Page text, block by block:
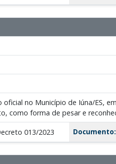
no Município de Iúna/ES,
como forma de pesar e
013/2023 Documento: